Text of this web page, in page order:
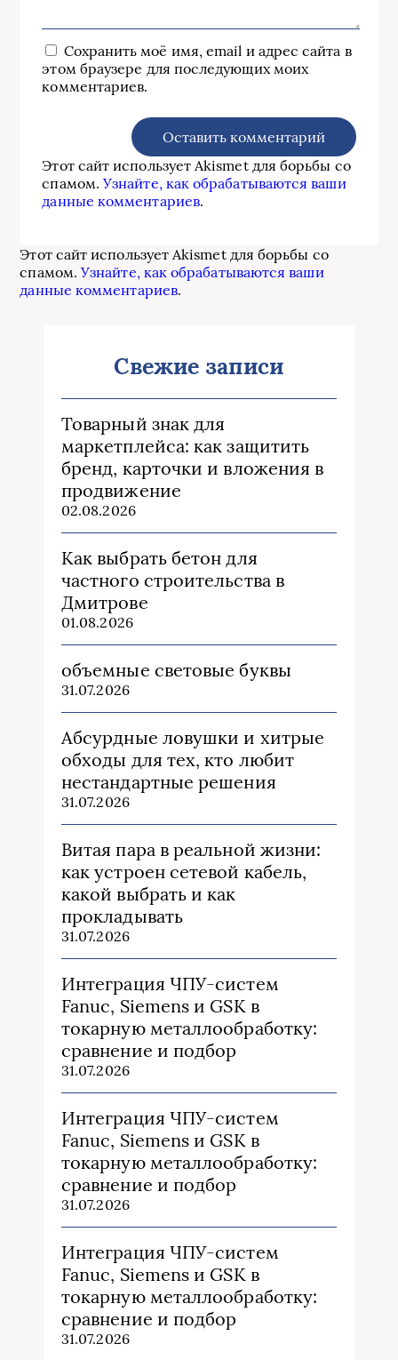
Сохранить моё имя, email и адрес сайта в
этом браузере для последующих моих
комментариев.
Этот сайт использует Akismet для борьбы со
спамом.Узнайте, как обрабатываются ваши
данные комментариев.
Этот сайт использует Akismet для борьбы со
спамом.Узнайте, как обрабатываются ваши
данные комментариев.
Свежие записи
Товарный знак для
маркетплейса: как защитить
бренд, карточки и вложения в
продвижение
02.08.2026
Как выбрать бетон для
частного строительства в
Дмитрове
01.08.2026
объемные световые буквы
31.07.2026
Абсурдные ловушки и хитрые
обходы для тех, кто любит
нестандартные решения
31.07.2026
Витая пара в реальной жизни:
как устроен сетевой кабель,
какой выбрать и как
прокладывать
31.07.2026
Интеграция ЧПУ-систем
Fanuc, Siemens и GSK в
токарную металлообработку:
сравнение и подбор
31.07.2026
Интеграция ЧПУ-систем
Fanuc, Siemens и GSK в
токарную металлообработку:
сравнение и подбор
31.07.2026
Интеграция ЧПУ-систем
Fanuc, Siemens и GSK в
токарную металлообработку:
сравнение и подбор
31.07.2026